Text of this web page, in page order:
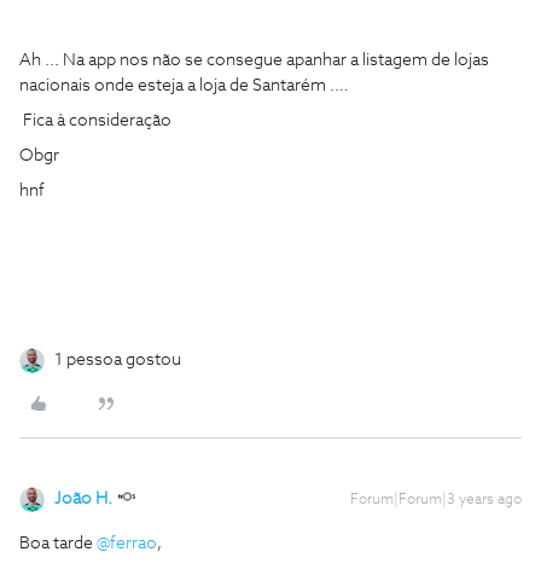
Ah ... Na app nos não se consegue apanhar a listagem de lojas
nacionais onde esteja a loja de Santarém .…
Fica à consideração
Obgr
hnf
1 pessoa gostou
João H. Forum|Forum|3 years ago
Boa tarde @ferrao,